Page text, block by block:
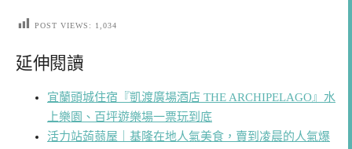
POST VIEWS: 1,034
延伸閱讀
宜蘭頭城住宿『凱渡廣場酒店 THE ARCHIPELAGO』水
上樂園、百坪遊樂場一票玩到底
活力站蒟蒻屋｜基隆在地人氣美食，賣到凌晨的人氣爆